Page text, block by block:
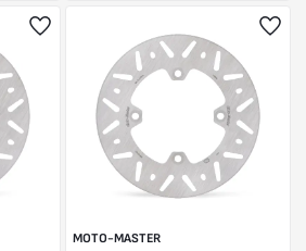
MOTO-MASTER